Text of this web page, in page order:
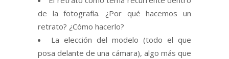
de la fotografía. ¿Por qué hacemos un
retrato? ¿Cómo hacerlo?
La elección del modelo (todo el que
posa delante de una cámara), algo más que